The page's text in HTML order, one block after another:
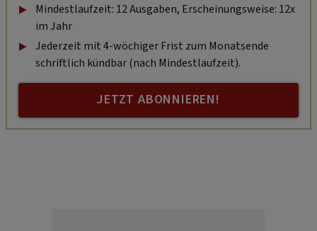
Mindestlaufzeit: 12 Ausgaben, Erscheinungsweise: 12x
im Jahr
Jederzeit mit 4-wöchiger Frist zum Monatsende
schriftlich kündbar (nach Mindestlaufzeit).
JETZT ABONNIEREN!